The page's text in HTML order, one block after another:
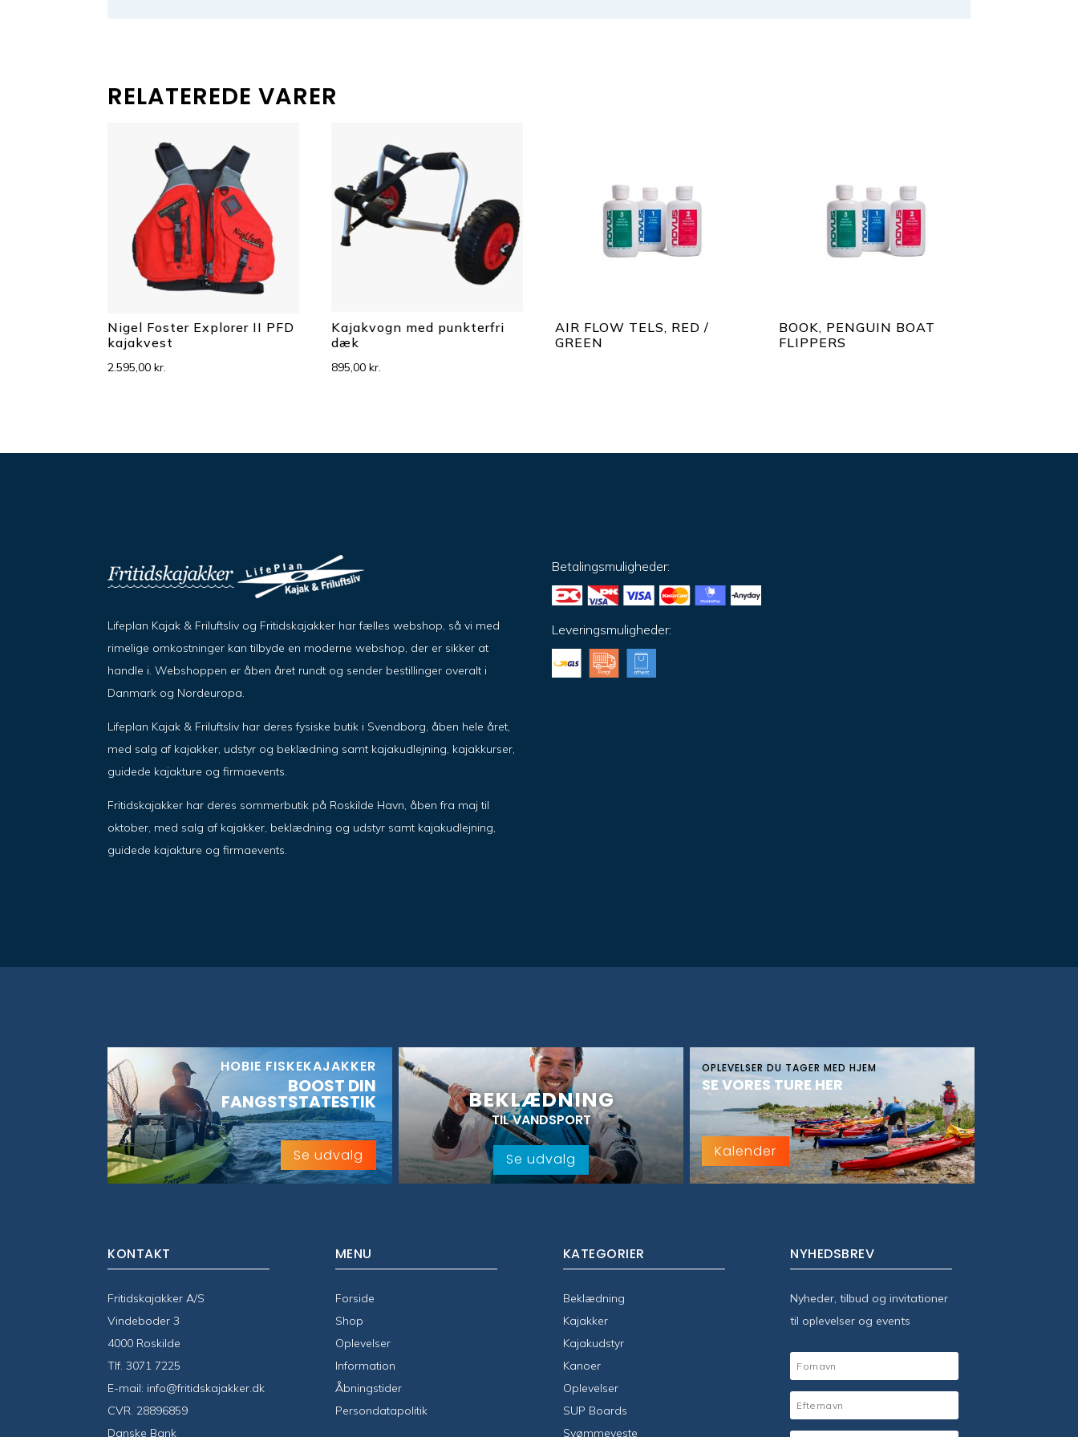
RELATEREDE VARER
Nigel Foster Explorer II PFD
kajakvest
2.595,00kr.
Kajakvogn med punkterfri
dæk
895,00kr.
AIR FLOW TELS, RED /
GREEN
BOOK, PENGUIN BOAT
FLIPPERS
Lifeplan Kajak & Friluftsliv og Fritidskajakker har fælles webshop, så vi med
rimelige omkostninger kan tilbyde en moderne webshop, der er sikker at
handle i. Webshoppen er åben året rundt og sender bestillinger overalt i
Danmark og Nordeuropa.
Lifeplan Kajak & Friluftsliv har deres fysiske butik i Svendborg, åben hele året,
med salg af kajakker, udstyr og beklædning samt kajakudlejning, kajakkurser,
guidede kajakture og firmaevents.
Fritidskajakker har deres sommerbutik på Roskilde Havn, åben fra maj til
oktober, med salg af kajakker, beklædning og udstyr samt kajakudlejning,
guidede kajakture og firmaevents.
Betalingsmuligheder:
Leveringsmuligheder:
HOBIE FISKEKAJAKKER
BOOST DIN
FANGSTSTATESTIK
Se udvalg
BEKLÆDNING
TIL VANDSPORT
Se udvalg
OPLEVELSER DU TAGER MED HJEM
SE VORES TURE HER
Kalender
KONTAKT
Fritidskajakker A/S
Vindeboder 3
4000 Roskilde
Tlf.3071 7225
E-mail: info@fritidskajakker.dk
CVR. 28896859
Danske Bank
MENU
Forside
Shop
Oplevelser
Information
Åbningstider
Persondatapolitik
KATEGORIER
Beklædning
Kajakker
Kajakudstyr
Kanoer
Oplevelser
SUP Boards
Svømmeveste
NYHEDSBREV
Nyheder, tilbud og invitationer
til oplevelser og events